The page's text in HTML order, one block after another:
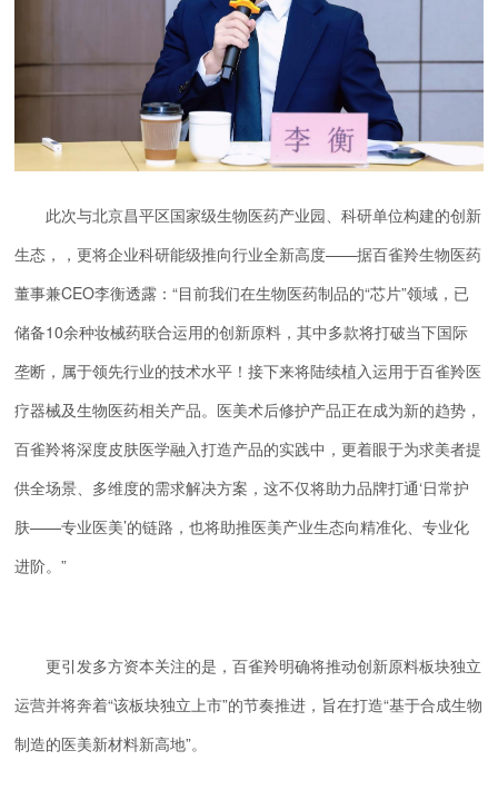
此次与北京昌平区国家级生物医药产业园、科研单位构建的创新
生态，，更将企业科研能级推向行业全新高度——据百雀羚生物医药
董事兼CEO李衡透露：“目前我们在生物医药制品的“芯片”领域，已
储备10余种妆械药联合运用的创新原料，其中多款将打破当下国际
垄断，属于领先行业的技术水平！接下来将陆续植入运用于百雀羚医
疗器械及生物医药相关产品。医美术后修护产品正在成为新的趋势，
百雀羚将深度皮肤医学融入打造产品的实践中，更着眼于为求美者提
供全场景、多维度的需求解决方案，这不仅将助力品牌打通‘日常护
肤——专业医美’的链路，也将助推医美产业生态向精准化、专业化
进阶。”
更引发多方资本关注的是，百雀羚明确将推动创新原料板块独立
运营并将奔着“该板块独立上市”的节奏推进，旨在打造“基于合成生物
制造的医美新材料新高地”。